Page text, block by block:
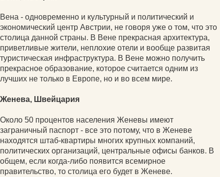
Вена - одновременно и культурный и политический и
экономический центр Австрии, не говоря уже о том, что это
столица данной страны. В Вене прекрасная архитектура,
приветливые жители, неплохие отели и вообще развитая
туристическая инфраструктура. В Вене можно получить
прекрасное образование, которое считается одним из
лучших не только в Европе, но и во всем мире.
Женева, Швейцария
Около 50 процентов населения Женевы имеют
заграничный паспорт - все это потому, что в Женеве
находятся штаб-квартиры многих крупных компаний,
политических организаций, центральные офисы банков. В
общем, если когда-либо появится всемирное
правительство, то столица его будет в Женеве.